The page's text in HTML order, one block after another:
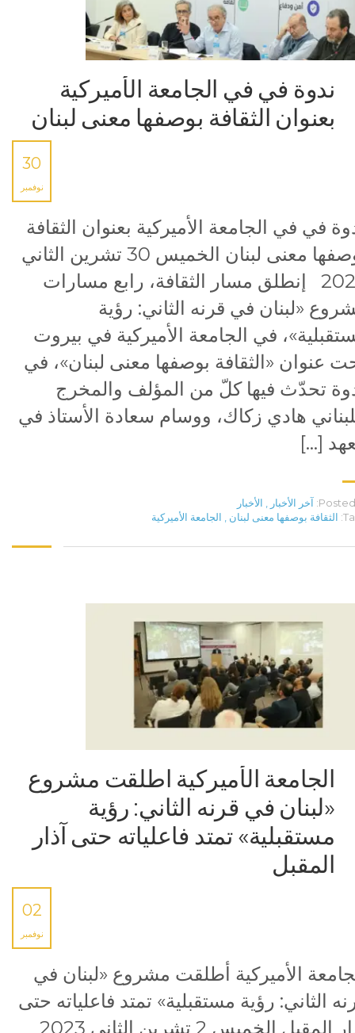
ندوة في في الجامعة الأميركية
بعنوان الثقافة بوصفها معنى لبنان
30
نوفمبر
في في الجامعة الأميركية بعنوان الثقافة
بوصفها معنى لبنان الخميس 30 تشرين الثاني
2023 إنطلق مسار الثقافة، رابع مسارات
«لبنان في قرنه الثاني: رؤية
في الجامعة الأميركية في بيروت
عنوان «الثقافة بوصفها معنى لبنان»، في
تحدّث فيها كلّ من المؤلف والمخرج
هادي زكاك، ووسام سعادة الأستاذ في
[…]
Posted آخر الأخبار
الأخبار
الثقافة بوصفها معنى لبنان الجامعة الأميركية
الجامعة الأميركية اطلقت مشروع
«لبنان في قرنه الثاني: رؤية
مستقبلية» تمتد فاعلياته حتى آذار
المقبل
02
نوفمبر
الأميركية أطلقت مشروع «لبنان في
الثاني: رؤية مستقبلية» تمتد فاعلياته حتى